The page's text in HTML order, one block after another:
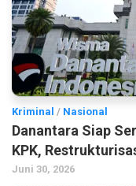
Kriminal / Nasional
Danantara Siap
KPK,
Juni 30, 2026